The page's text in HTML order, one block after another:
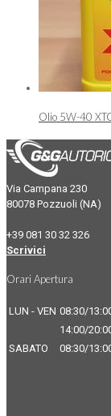
Olio 5W-40
Via Campana 230
80078 Pozzuoli (NA)
+39 081 30 32 326
Scrivici
Orari Apertura
LUN - VEN 08:30/
14:00/
SABATO
08:30/